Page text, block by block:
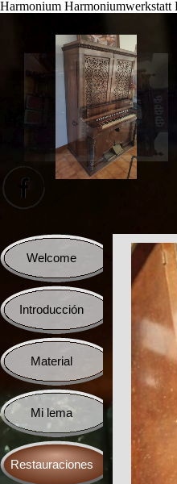
Harmonium Harmoniumwerkstatt
Saltar menú
Welcome
Introducción
Material
Mi lema ▼
Restauraciones